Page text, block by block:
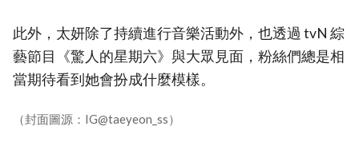
此外，太妍除了持續進行音樂活動外，也透過 tvN 綜
藝節目《驚人的星期六》與大眾見面，粉絲們總是相
當期待看到她會扮成什麼模樣。
（封面圖源：IG@taeyeon_ss）